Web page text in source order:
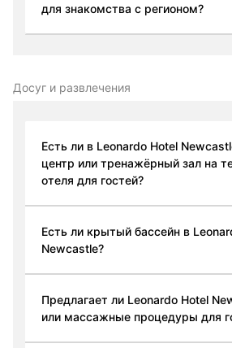
для знакомства с регионом?
Досуг и развлечения
Есть ли в Leonardo Hotel
центр или тренажёрный зал на
отеля для гостей?
Есть ли крытый бассейн в
Newcastle?
Предлагает ли Leonardo Hotel
или массажные процедуры для